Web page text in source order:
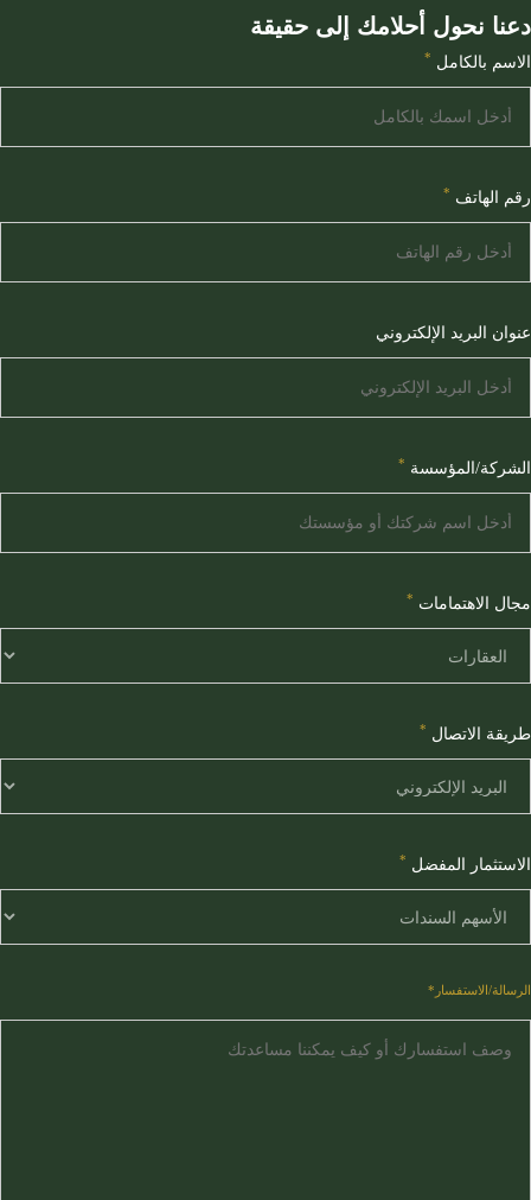
دعنا نحول أحلامك إلى حقيقة
الاسم بالكامل *
رقم الهاتف *
عنوان البريد الإلكتروني
الشركة/المؤسسة *
مجال الاهتمامات *
طريقة الاتصال *
الاستثمار المفضل *
الرسالة/الاستفسار*